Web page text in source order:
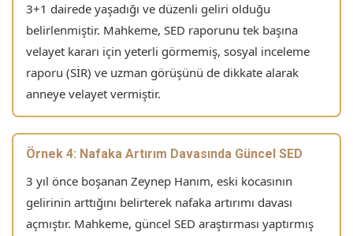
3+1 dairede yaşadığı ve düzenli geliri olduğu
belirlenmiştir. Mahkeme, SED raporunu tek başına
velayet kararı için yeterli görmemiş, sosyal inceleme
raporu (SİR) ve uzman görüşünü de dikkate alarak
anneye velayet vermiştir.
Örnek 4: Nafaka Artırım Davasında Güncel SED
3 yıl önce boşanan Zeynep Hanım, eski kocasının
gelirinin arttığını belirterek nafaka artırımı davası
açmıştır. Mahkeme, güncel SED araştırması yaptırmış